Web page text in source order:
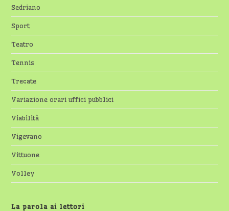
Sedriano
Sport
Teatro
Tennis
Trecate
Variazione orari uffici pubblici
Viabilità
Vigevano
Vittuone
Volley
La parola ai lettori